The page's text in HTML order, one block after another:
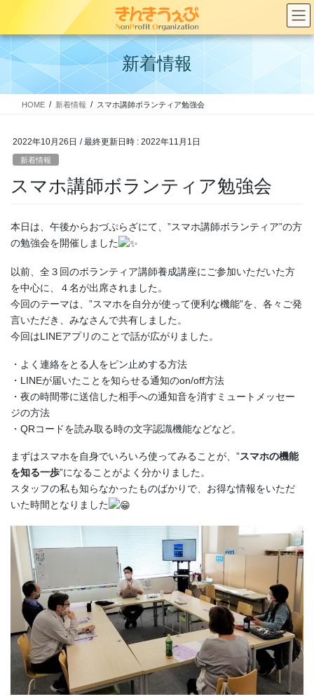
テ
ン
へ
ス
ゲ
ー
ョ
ン
新着情報
HOME 新着情報 スマホ講師ボランティア勉強会
2022年10月26日 / 最終更新日時 : 2022年11月1日
新着情報
スマホ講師ボランティア勉強会
本日は、午後からおづぷらざにて、”スマホ講師ボランティア”の方
の勉強会を開催しました
以前、全３回のボランティア講師養成講座にご参加いただいた方
を中心に、４名が出席されました。
今回のテーマは、”スマホを自分が使って便利な機能”を、各々ご発
言いただき、みなさんで共有しました。
今回はLINEアプリのことで話が広がりました。
・よく連絡をとる人をピン止めする方法
・LINEが届いたことを知らせる通知のon/off方法
・夜の時間帯に送信した相手への通知音を消すミュートメッセー
ジの方法
・QRコードを読み取る時の文字認識機能などなど。
まずはスマホを自身でいろいろ使ってみることが、”スマホの機能
を知る一歩”になることがよく分かりました。
スタッフの私も知らなかったものばかりで、お得な情報をいただ
いた時間となりました